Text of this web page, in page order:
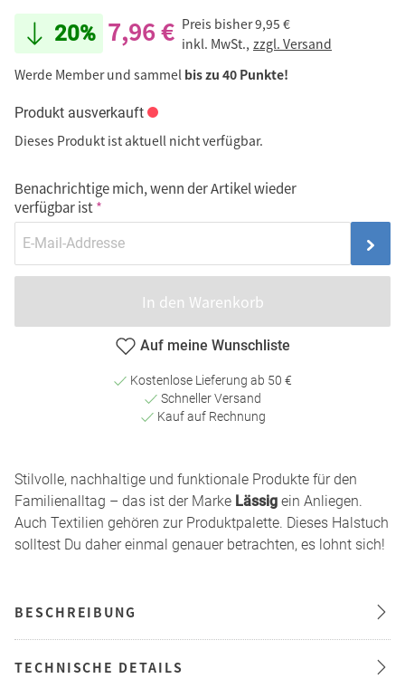
20% 7,96 € Preis bisher9,95 €
inkl. MwSt., zzgl. Versand
Werde Member und sammel bis zu 40 Punkte!
Produkt ausverkauft
Dieses Produkt ist aktuell nicht verfügbar.
Benachrichtige mich, wenn der Artikel wieder
verfügbar ist
In den Warenkorb
Auf meine Wunschliste
Kostenlose Lieferung ab 50 €
Schneller Versand
Kauf auf Rechnung
Stilvolle, nachhaltige und funktionale Produkte für den
Familienalltag – das ist der Marke Lässig ein Anliegen.
Auch Textilien gehören zur Produktpalette. Dieses Halstuch
solltest Du daher einmal genauer betrachten, es lohnt sich!
BESCHREIBUNG
TECHNISCHE DETAILS